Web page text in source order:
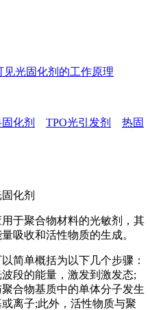
见光固化剂的工作原理
化剂 TPO光引发剂
热固
化剂
于聚合物材料的光敏剂，其
吸收和活性物质的生成。
单概括为以下几个步骤：
段的能量，激发到激发态;
合物基质中的单体分子发生
离子;此外，活性物质与聚